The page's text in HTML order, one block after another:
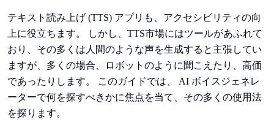
テキスト読み上げ (TTS) アプリも、アクセシビリティの向
上に役立ちます。 しかし、TTS市場にはツールがあふれて
おり、その多くは人間のような声を生成すると主張してい
ますが、多くの場合、ロボットのように聞こえたり、高価
であったりします。 このガイドでは、 AI ボイスジェネレ
ーターで何を探すべきかに焦点を当て、その多くの使用法
を探ります。